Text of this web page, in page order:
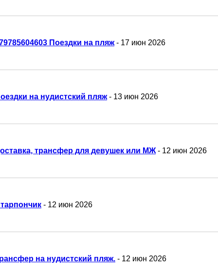
Поездки на пляж- 17 июн 2026
на нудистский пляж- 13 июн 2026
трансфер для девушек или МЖ - 12 июн 2026
- 12 июн 2026
на нудистский пляж. - 12 июн 2026